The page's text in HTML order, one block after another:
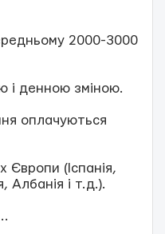
2000-3000
і денною зміною.
оплачуються
Європи (Іспанія,
Албанія і т.д.).